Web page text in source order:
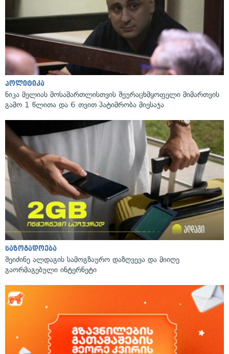
პოლიტიკა
ნიკა მელიას მოსამართლისთვის შეურაცხმყოფელი მიმართვის
გამო 1 წლითა და 6 თვით პატიმრობა მიესაჯა
საზოგადოება
შეიძინე ალდაგის სამოგზაურო დაზღვევა და მიიღე
გაორმაგებული ინტერნეტი